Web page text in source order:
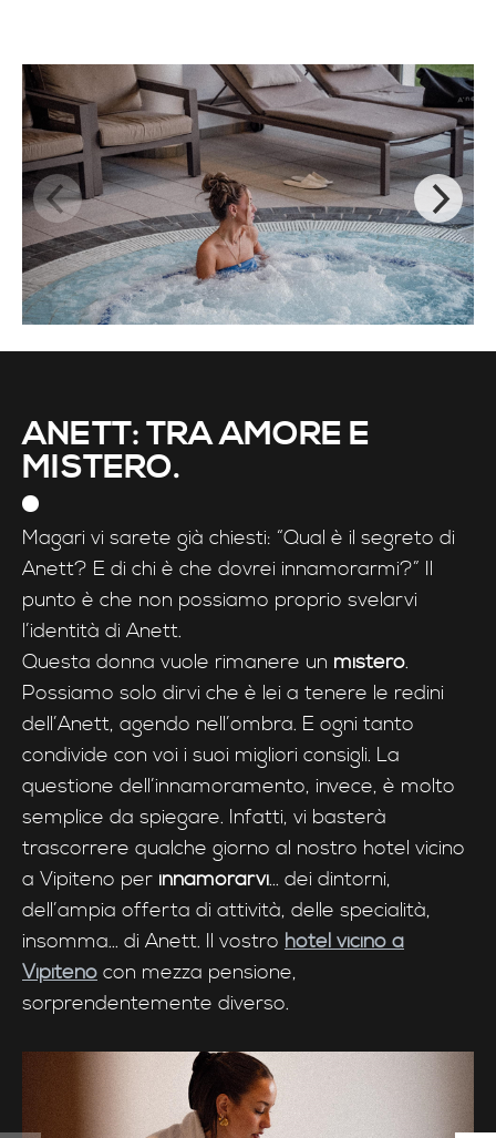
ANETT: TRA AMORE E
MISTERO.
Magari vi sarete già chiesti: “Qual è il segreto di
Anett? E di chi è che dovrei innamorarmi?” Il
punto è che non possiamo proprio svelarvi
l’identità di Anett.
Questa donna vuole rimanere un mistero.
Possiamo solo dirvi che è lei a tenere le redini
dell’Anett, agendo nell’ombra. E ogni tanto
condivide con voi i suoi migliori consigli. La
questione dell’innamoramento, invece, è molto
semplice da spiegare. Infatti, vi basterà
trascorrere qualche giorno al nostro hotel vicino
a Vipiteno per innamorarvi... dei dintorni,
dell’ampia offerta di attività, delle specialità,
insomma... di Anett. Il vostro hotel vicino a
Vipiteno con mezza pensione,
sorprendentemente diverso.